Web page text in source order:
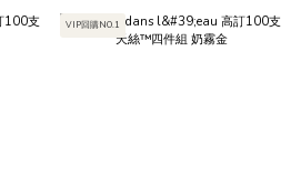
VIP回購NO.1